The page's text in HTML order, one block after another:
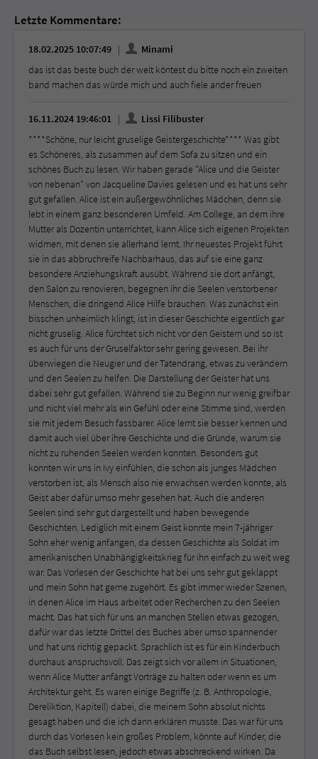
Letzte Kommentare:
18.02.2025 10:07:49
Minami
das ist das beste buch der welt köntest du bitte noch ein zweiten
band machen das würde mich und auch fiele ander freuen
16.11.2024 19:46:01
Lissi Filibuster
****Schöne, nur leicht gruselige Geistergeschichte**** Was gibt
es Schöneres, als zusammen auf dem Sofa zu sitzen und ein
schönes Buch zu lesen. Wir haben gerade "Alice und die Geister
von nebenan" von Jacqueline Davies gelesen und es hat uns sehr
gut gefallen. Alice ist ein außergewöhnliches Mädchen, denn sie
lebt in einem ganz besonderen Umfeld. Am College, an dem ihre
Mutter als Dozentin unterrichtet, kann Alice sich eigenen Projekten
widmen, mit denen sie allerhand lernt. Ihr neuestes Projekt führt
sie in das abbruchreife Nachbarhaus, das auf sie eine ganz
besondere Anziehungskraft ausübt. Während sie dort anfängt,
den Salon zu renovieren, begegnen ihr die Seelen verstorbener
Menschen, die dringend Alice Hilfe brauchen. Was zunächst ein
bisschen unheimlich klingt, ist in dieser Geschichte eigentlich gar
nicht gruselig. Alice fürchtet sich nicht vor den Geistern und so ist
es auch für uns der Gruselfaktor sehr gering gewesen. Bei ihr
überwiegen die Neugier und der Tatendrang, etwas zu verändern
und den Seelen zu helfen. Die Darstellung der Geister hat uns
dabei sehr gut gefallen. Während sie zu Beginn nur wenig greifbar
und nicht viel mehr als ein Gefühl oder eine Stimme sind, werden
sie mit jedem Besuch fassbarer. Alice lernt sie besser kennen und
damit auch viel über ihre Geschichte und die Gründe, warum sie
nicht zu ruhenden Seelen werden konnten. Besonders gut
konnten wir uns in Ivy einfühlen, die schon als junges Mädchen
verstorben ist, als Mensch also nie erwachsen werden konnte, als
Geist aber dafür umso mehr gesehen hat. Auch die anderen
Seelen sind sehr gut dargestellt und haben bewegende
Geschichten. Lediglich mit einem Geist konnte mein 7-jähriger
Sohn eher wenig anfangen, da dessen Geschichte als Soldat im
amerikanischen Unabhängigkeitskrieg für ihn einfach zu weit weg
war. Das Vorlesen der Geschichte hat bei uns sehr gut geklappt
und mein Sohn hat gerne zugehört. Es gibt immer wieder Szenen,
in denen Alice im Haus arbeitet oder Recherchen zu den Seelen
macht. Das hat sich für uns an manchen Stellen etwas gezogen,
dafür war das letzte Drittel des Buches aber umso spannender
und hat uns richtig gepackt. Sprachlich ist es für ein Kinderbuch
durchaus anspruchsvoll. Das zeigt sich vor allem in Situationen,
wenn Alice Mutter anfängt Vorträge zu halten oder wenn es um
Architektur geht. Es waren einige Begriffe (z. B. Anthropologie,
Dereliktion, Kapitell) dabei, die meinem Sohn absolut nichts
gesagt haben und die ich dann erklären musste. Das war für uns
durch das Vorlesen kein großes Problem, könnte auf Kinder, die
das Buch selbst lesen, jedoch etwas abschreckend wirken. Da